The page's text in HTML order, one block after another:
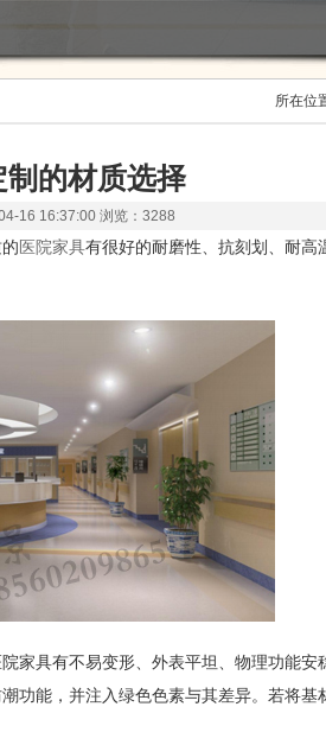
所在位
制的材质选择
16 16:37:00 浏览：3288
医院家具有很好的耐磨性、抗刻划、耐高
具有不易变形、外表平坦、物理功能安
能，并注入绿色色素与其差异。若将基